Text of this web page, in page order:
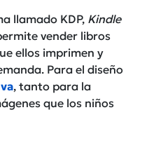
llamado KDP, Kindle
vender libros
ellos imprimen y
Para el diseño
, tanto para la
que los niños